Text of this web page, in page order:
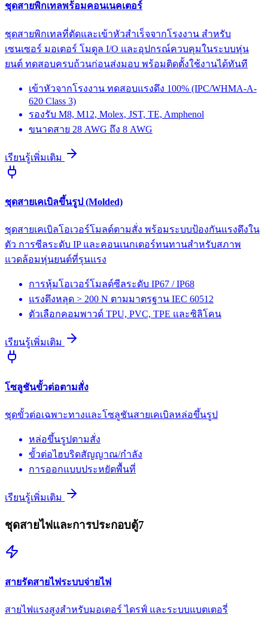
ชุดสายพิกเทลพร้อมคอนเนคเตอร์
ชุดสายพิกเทลที่ตัดและเข้าหัวสำเร็จจากโรงงาน สำหรับ
เซนเซอร์ มอเตอร์ โมดูล I/O และอุปกรณ์ควบคุมในระบบหุ่น
ยนต์ ทดสอบครบถ้วนก่อนส่งมอบ พร้อมติดตั้งใช้งานได้ทันที
เข้าหัวจากโรงงาน ทดสอบแรงดึง 100% (IPC/WHMA-A-
620 Class 3)
รองรับ M8, M12, Molex, JST, TE, Amphenol
ขนาดสาย 28 AWG ถึง 8 AWG
เรียนรู้เพิ่มเติม
ชุดสายเคเบิลขึ้นรูป (Molded)
ชุดสายเคเบิลโอเวอร์โมลด์ตามสั่ง พร้อมระบบป้องกันแรงดึงใน
ตัว การซีลระดับ IP และคอนเนกเตอร์ทนทานสำหรับสภาพ
แวดล้อมหุ่นยนต์ที่รุนแรง
การหุ้มโอเวอร์โมลด์ซีลระดับ IP67 / IP68
แรงดึงหลุด > 200 N ตามมาตรฐาน IEC 60512
ตัวเลือกคอมพาวด์ TPU, PVC, TPE และซิลิโคน
เรียนรู้เพิ่มเติม
โซลูชันขั้วต่อตามสั่ง
ชุดขั้วต่อเฉพาะทางและโซลูชันสายเคเบิลหล่อขึ้นรูป
หล่อขึ้นรูปตามสั่ง
ขั้วต่อไฮบริดสัญญาณ/กำลัง
การออกแบบประหยัดพื้นที่
เรียนรู้เพิ่มเติม
ชุดสายไฟและการประกอบตู้7
สายรัดสายไฟระบบจ่ายไฟ
สายไฟแรงสูงสำหรับมอเตอร์ ไดรฟ์ และระบบแบตเตอรี่